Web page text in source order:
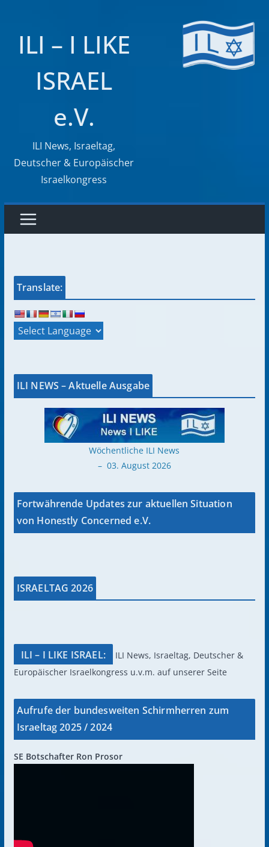
ILI – I LIKE
ISRAEL
e.V.
ILI News, Israeltag,
Deutscher & Europäischer
Israelkongress
Translate:
ILI NEWS – Aktuelle Ausgabe
Wöchentliche ILI News
– 03. August 2026
Fortwährende Updates zur aktuellen Situation
von Honestly Concerned e.V.
ISRAELTAG 2026
ILI – I LIKE ISRAEL:
ILI News, Israeltag, Deutscher &
Europäischer Israelkongress u.v.m. auf unserer Seite
Aufrufe der bundesweiten Schirmherren zum
Israeltag 2025 / 2024
SE Botschafter Ron Prosor